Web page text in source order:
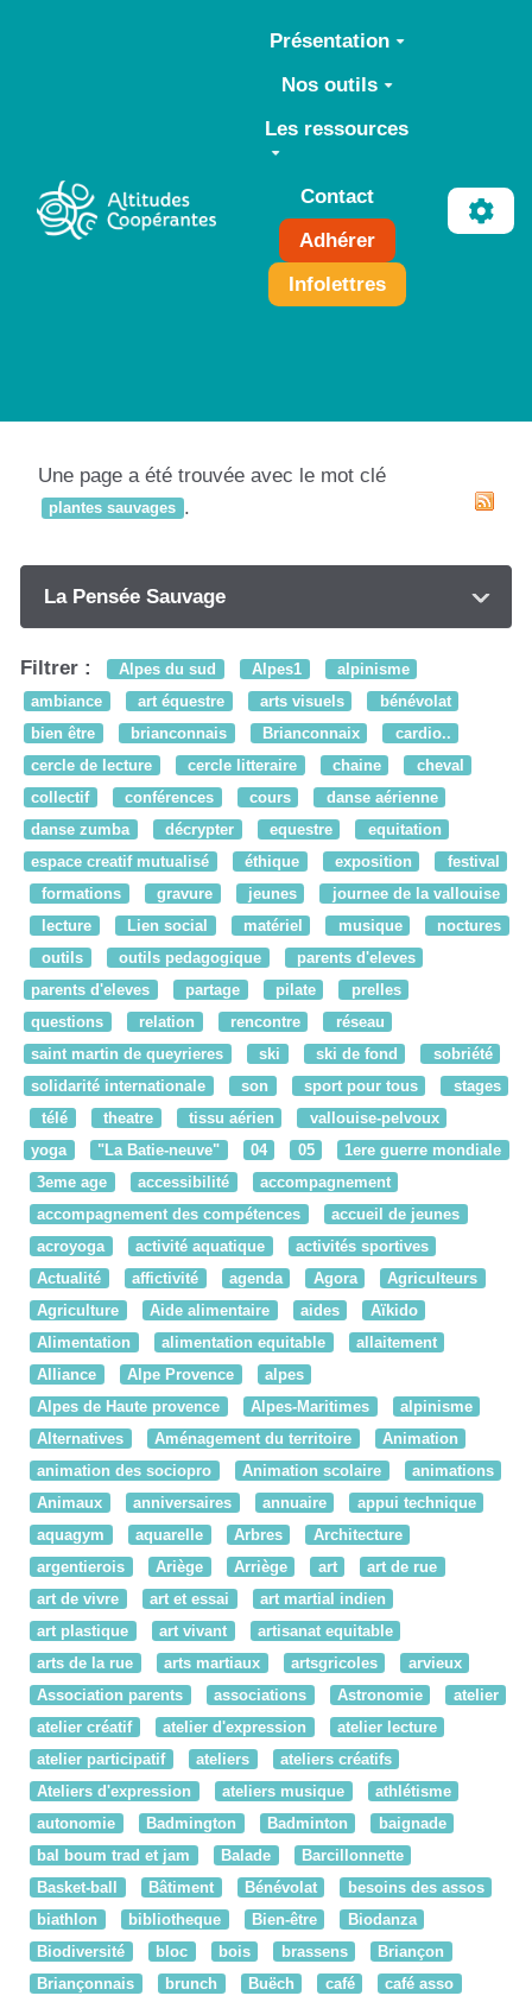
Aller au contenu principal
Présentation
Nos outils
Les ressources
Contact
Adhérer
Infolettres
Une page a été trouvée avec le mot clé
plantes sauvages .
La Pensée Sauvage
Filtrer : Alpes du sud Alpes1
alpinisme
ambiance
art équestre arts visuels
bénévolat
bien être
brianconnais Brianconnaix
cardio..
cercle de lecture
cercle litteraire chaine
cheval
collectif
conférences cours
danse aérienne
danse zumba
décrypter equestre
equitation
espace creatif mutualisé
éthique exposition
festival
formations
gravure jeunes
journee de la vallouise
lecture
Lien social matériel musique
noctures
outils
outils pedagogique
parents d'eleves
parents d'eleves
partage pilate
prelles
questions
relation rencontre
réseau
saint martin de queyrieres
ski ski de fond
sobriété
solidarité internationale
son sport pour tous
stages
télé
theatre tissu aérien
vallouise-pelvoux
yoga
"La Batie-neuve" 04 05
1ere guerre mondiale
3eme age
accessibilité
accompagnement
accompagnement des compétences
accueil de jeunes
acroyoga
activité aquatique
activités sportives
Actualité
affictivité agenda Agora
Agriculteurs
Agriculture
Aide alimentaire aides
Aïkido
Alimentation
alimentation equitable
allaitement
Alliance
Alpe Provence
alpes
Alpes de Haute provence
Alpes-Maritimes
alpinisme
Alternatives
Aménagement du territoire
Animation
animation des sociopro
Animation scolaire
animations
Animaux
anniversaires annuaire
appui technique
aquagym
aquarelle Arbres
Architecture
argentierois
Ariège Arriège art
art de rue
art de vivre
art et essai
art martial indien
art plastique
art vivant
artisanat equitable
arts de la rue
arts martiaux artsgricoles
arvieux
Association parents
associations Astronomie
atelier
atelier créatif
atelier d'expression
atelier lecture
atelier participatif
ateliers
ateliers créatifs
Ateliers d'expression
ateliers musique
athlétisme
autonomie
Badmington Badminton
baignade
bal boum trad et jam
Balade
Barcillonnette
Basket-ball
Bâtiment Bénévolat
besoins des assos
biathlon
bibliotheque Bien-être
Biodanza
Biodiversité
bloc bois brassens
Briançon
Briançonnais
brunch Buëch café
café asso